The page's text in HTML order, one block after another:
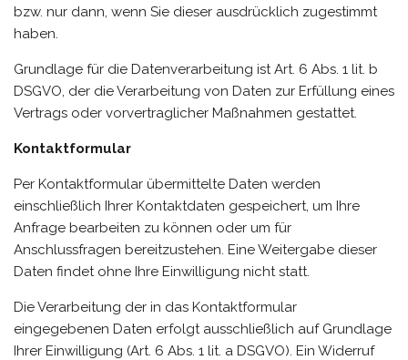
bzw. nur dann, wenn Sie dieser ausdrücklich zugestimmt
haben.
Grundlage für die Datenverarbeitung ist Art. 6 Abs. 1 lit. b
DSGVO, der die Verarbeitung von Daten zur Erfüllung eines
Vertrags oder vorvertraglicher Maßnahmen gestattet.
Kontaktformular
Per Kontaktformular übermittelte Daten werden
einschließlich Ihrer Kontaktdaten gespeichert, um Ihre
Anfrage bearbeiten zu können oder um für
Anschlussfragen bereitzustehen. Eine Weitergabe dieser
Daten findet ohne Ihre Einwilligung nicht statt.
Die Verarbeitung der in das Kontaktformular
eingegebenen Daten erfolgt ausschließlich auf Grundlage
Ihrer Einwilligung (Art. 6 Abs. 1 lit. a DSGVO). Ein Widerruf